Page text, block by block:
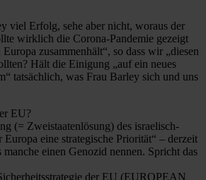
viel Erfolg, sehe aber nicht, woraus der
wirklich die Corona-Pandemie gezeigt
zusammenhält“, so dass wir „diesen
Hält die Einigung „auf ein neues
tatsächlich, was Frau Barley sich und uns
EU?
(= Zweistaatenlösung) des israelisch-
eine strategische Priorität“ – derzeit
einen Genozid nennen. Spricht das
der EU (EUROPEAN